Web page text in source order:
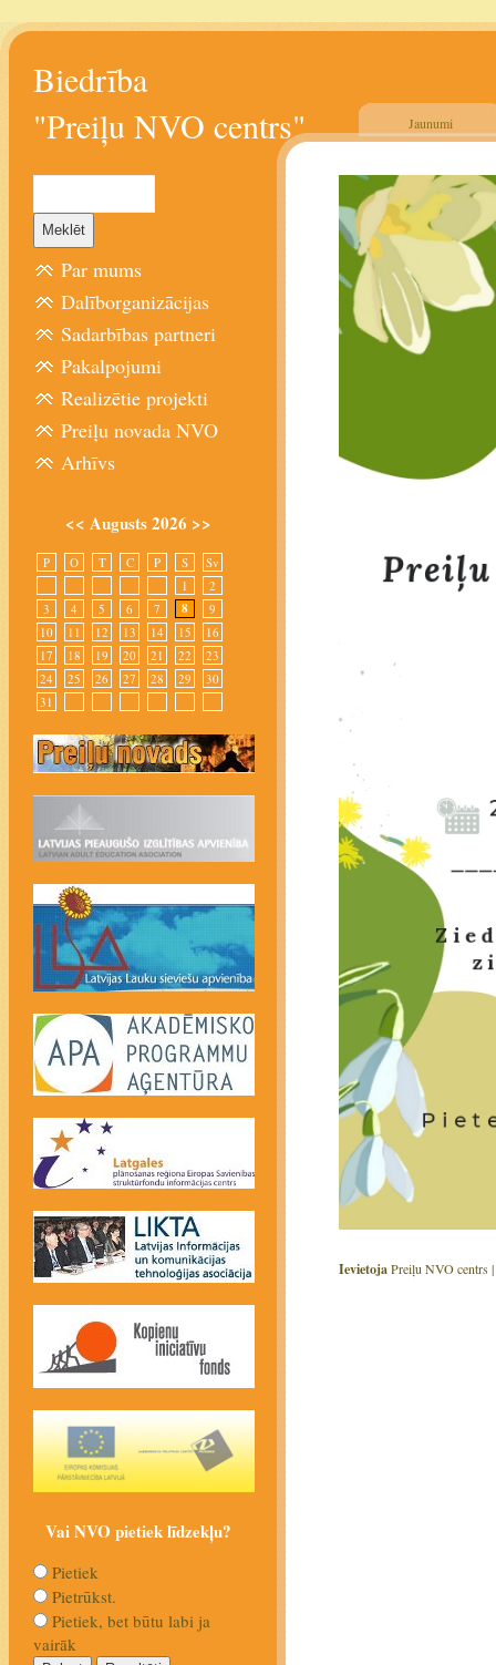
Biedrība
"Preiļu NVO centrs"
Jaunumi
IevietojaPreiļu NVO centrs |
Par mums
Dalīborganizācijas
Sadarbības partneri
Pakalpojumi
Realizētie projekti
Preiļu novada NVO
Arhīvs
<< Augusts 2026 >>
P O T C P S
Sv
1
2
3
4 5 6 7 8
9
10
11 12 13 14 15
16
17
18 19 20 21 22
23
24
25 26 27 28 29
30
31
Vai NVO pietiek līdzekļu?
Pietiek
Pietrūkst.
Pietiek, bet būtu labi ja
vairāk